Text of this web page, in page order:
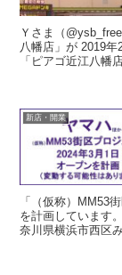
Ｙさま（@ysb_freeman）です。 「
八幡店」が 2019年
「ピアゴ近江八幡店」 から
新店・開業
「（仮称）MM53
を計画しています
奈川県横浜市西区
1,500平方メート